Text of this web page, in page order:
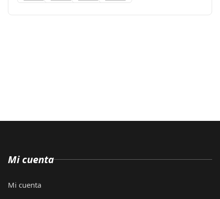
Mi cuenta
Mi cuenta